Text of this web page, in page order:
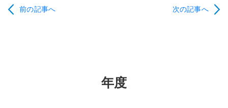
前の記事へ 次の記事へ
年度